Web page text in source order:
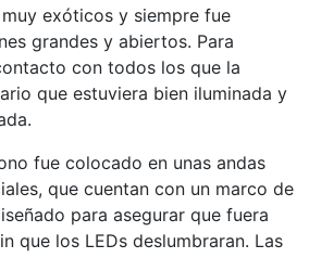
exóticos y siempre fue
grandes y abiertos. Para
con todos los que la
que estuviera bien iluminada y
fue colocado en unas andas
que cuentan con un marco de
para asegurar que fuera
que los LEDs deslumbraran. Las